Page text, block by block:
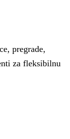
pregrade,
za fleksibilnu